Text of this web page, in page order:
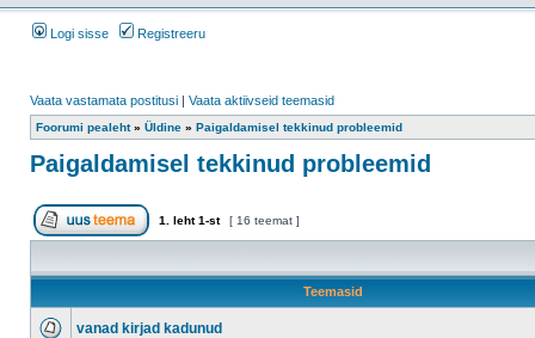
Logi sisse Registreeru
Vaata vastamata postitusi | Vaata aktiivseid teemasid
Foorumi pealeht» Üldine » Paigaldamisel tekkinud probleemid
Paigaldamisel tekkinud probleemid
1 . leht1-st [ 16 teemat ]
Teemasid
vanad kirjad kadunud